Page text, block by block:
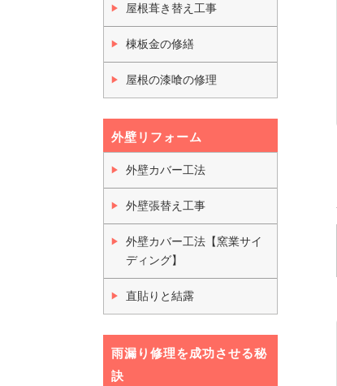
屋根葺き替え工事
棟板金の修繕
屋根の漆喰の修理
外壁リフォーム
外壁カバー工法
外壁張替え工事
外壁カバー工法【窯業サイ
ディング】
直貼りと結露
雨漏り修理を成功させる秘
訣